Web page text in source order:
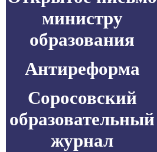
министру
образования
Антиреформа
Соросовский
образовательный
журнал